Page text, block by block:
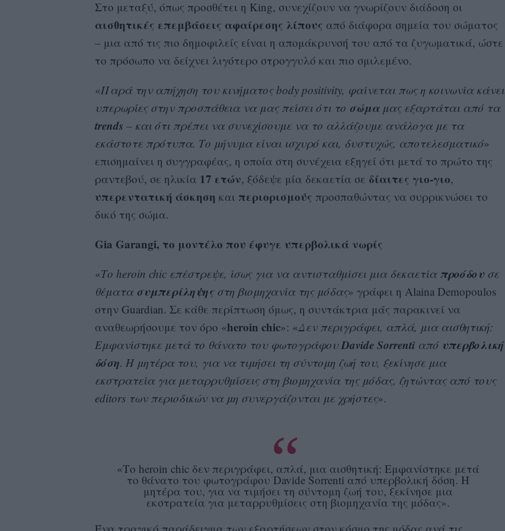
Στο μεταξύ, όπως προσθέτει η King, συνεχίζουν να γνωρίζουν διάδοση οι
αισθητικές επεμβάσεις αφαίρεσης λίπους από διάφορα σημεία του σώματος
– μια από τις πιο δημοφιλείς είναι η απομάκρυνσή του από τα ζυγωματικά, ώστε
το πρόσωπο να δείχνει λιγότερο στρογγυλό και πιο σμιλεμένο.
«Παρά την απήχηση του κινήματος body positivity, φαίνεται πως η κοινωνία κάνει
υπερωρίες στην προσπάθεια να μας πείσει ότι το σώμαμας εξαρτάται από τα
trends – και ότι πρέπει να συνεχίσουμε να το αλλάζουμε ανάλογα με τα
εκάστοτε πρότυπα. Το μήνυμα είναι ισχυρό και, δυστυχώς, αποτελεσματικό»
επισημαίνει η συγγραφέας, η οποία στη συνέχεια εξηγεί ότι μετά το πρώτο της
ραντεβού, σε ηλικία 17 ετών, ξόδεψε μία δεκαετία σε δίαιτες γιο-γιο,
υπερεντατική άσκηση και περιορισμούς προσπαθώντας να συρρικνώσει το
δικό της σώμα.
Gia Garangi, το μοντέλο που έφυγε υπερβολικά νωρίς
«Το heroin chic επέστρεψε, ίσως για να αντισταθμίσει μια δεκαετία προόδουσε
θέματα συμπερίληψηςστη βιομηχανία της μόδας» γράφει η Alaina Demopoulos
στην Guardian. Σε κάθε περίπτωση όμως, η συντάκτρια μάς παρακινεί να
αναθεωρήσουμε τον όρο «heroin chic»: «Δεν περιγράφει, απλά, μια αισθητική:
Εμφανίστηκε μετά το θάνατο του φωτογράφουDavide Sorrentiαπό υπερβολική
δόση. Η μητέρα του, για να τιμήσει τη σύντομη ζωή του, ξεκίνησε μια
εκστρατεία για μεταρρυθμίσεις στη βιομηχανία της μόδας, ζητώντας από τους
editors των περιοδικών να μη συνεργάζονται με χρήστες».
«Το heroin chic δεν περιγράφει, απλά, μια αισθητική: Εμφανίστηκε μετά
το θάνατο του φωτογράφου Davide Sorrenti από υπερβολική δόση. Η
μητέρα του, για να τιμήσει τη σύντομη ζωή του, ξεκίνησε μια
εκστρατεία για μεταρρυθμίσεις στη βιομηχανία της μόδας».